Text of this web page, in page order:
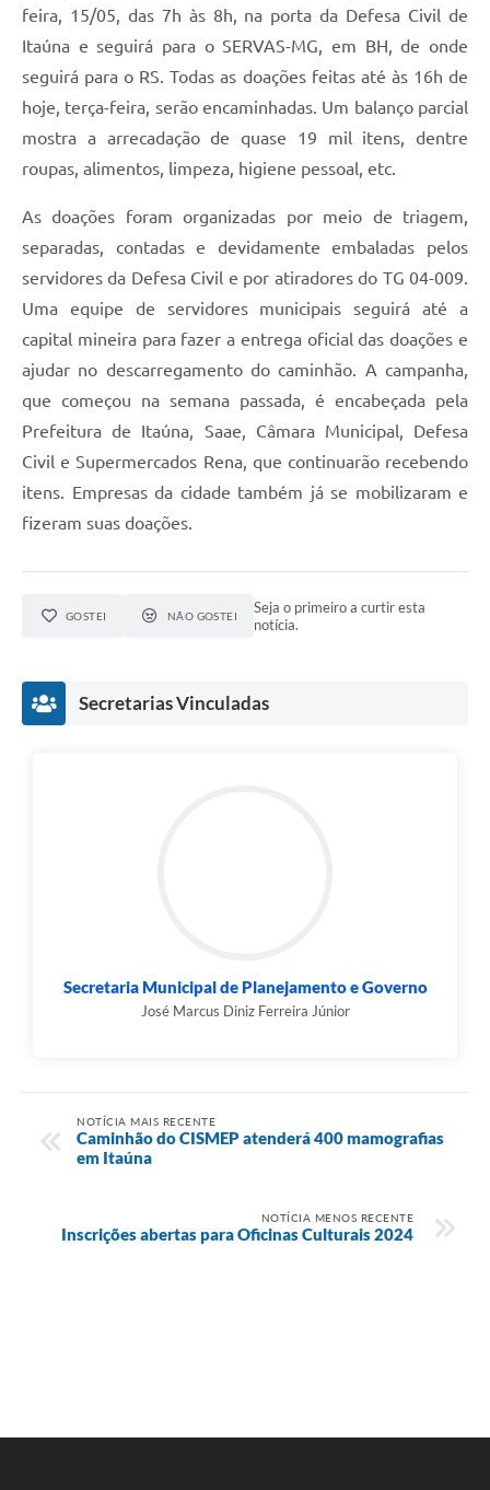
feira, 15/05, das 7h às 8h, na porta da Defesa Civil de
Itaúna e seguirá para o SERVAS-MG, em BH, de onde
seguirá para o RS. Todas as doações feitas até às 16h de
hoje, terça-feira, serão encaminhadas. Um balanço parcial
mostra a arrecadação de quase 19 mil itens, dentre
roupas, alimentos, limpeza, higiene pessoal, etc.
As doações foram organizadas por meio de triagem,
separadas, contadas e devidamente embaladas pelos
servidores da Defesa Civil e por atiradores do TG 04-009.
Uma equipe de servidores municipais seguirá até a
capital mineira para fazer a entrega oficial das doações e
ajudar no descarregamento do caminhão. A campanha,
que começou na semana passada, é encabeçada pela
Prefeitura de Itaúna, Saae, Câmara Municipal, Defesa
Civil e Supermercados Rena, que continuarão recebendo
itens. Empresas da cidade também já se mobilizaram e
fizeram suas doações.
GOSTEI NÃO GOSTEI
Seja o primeiro a curtir esta
notícia.
Secretarias Vinculadas
Secretaria Municipal de Planejamento e Governo
José Marcus Diniz Ferreira Júnior
NOTÍCIA MAIS RECENTE
Caminhão do CISMEP atenderá 400 mamografias
em Itaúna
NOTÍCIA MENOS RECENTE
Inscrições abertas para Oficinas Culturais 2024